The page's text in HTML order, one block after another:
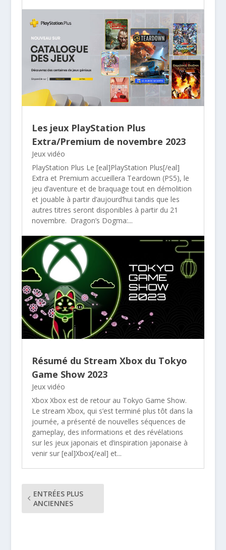
Les jeux PlayStation Plus
Extra/Premium de novembre 2023
Jeux vidéo
PlayStation Plus Le [eal]PlayStation Plus[/eal]
Extra et Premium accueillera Teardown (PS5), le
jeu d’aventure et de braquage tout en démolition
et jouable à partir d’aujourd’hui tandis que les
autres titres seront disponibles à partir du 21
novembre. Dragon’s Dogma:...
Résumé du Stream Xbox du Tokyo
Game Show 2023
Jeux vidéo
Xbox Xbox est de retour au Tokyo Game Show.
Le stream Xbox, qui s’est terminé plus tôt dans la
journée, a présenté de nouvelles séquences de
gameplay, des informations et des révélations
sur les jeux japonais et d’inspiration japonaise à
venir sur [eal]Xbox[/eal] et...
ENTRÉES PLUS
ANCIENNES